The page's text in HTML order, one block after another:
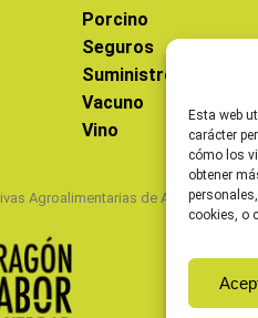
Esta web
carácter
cómo los
obtener
cookies, o
Porcino
Seguros
Suministros
Vacuno
Vino
Agroalimentarias de Aragón